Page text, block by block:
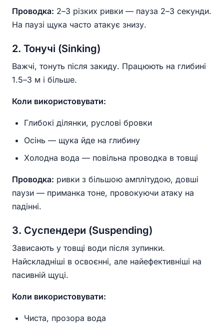
Проводка: 2–3 різких ривки — пауза 2–3 секунди.
На паузі щука часто атакує знизу.
2. Тонучі (Sinking)
Важчі, тонуть після закиду. Працюють на глибині
1.5–3 м і більше.
Коли використовувати:
Глибокі ділянки, руслові бровки
Осінь — щука йде на глибину
Холодна вода — повільна проводка в товщі
Проводка: ривки з більшою амплітудою, довші
паузи — приманка тоне, провокуючи атаку на
падінні.
3. Суспендери (Suspending)
Зависають у товщі води після зупинки.
Найскладніші в освоєнні, але найефективніші на
пасивній щуці.
Коли використовувати:
Чиста, прозора вода